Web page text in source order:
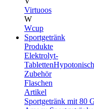
Virtuoos
W
Wcup
Sportgetränk
Produkte
Elektrolyt-
TablettenHypotonisch
Zubehör
Flaschen
Artikel
Sportgetränk mit 80